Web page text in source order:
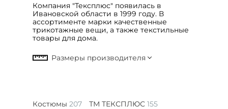
Компания "Тексплюс" появилась в
Ивановской области в 1999 году. В
ассортименте марки качественные
трикотажные вещи, а также текстильные
товары для дома.
Костюмы 207 ТМ ТЕКСПЛЮС 155